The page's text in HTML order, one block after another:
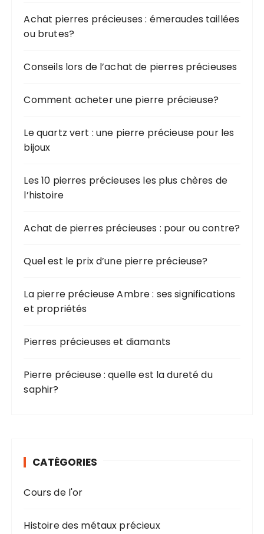
Achat pierres précieuses : émeraudes taillées
ou brutes?
Conseils lors de l’achat de pierres précieuses
Comment acheter une pierre précieuse?
Le quartz vert : une pierre précieuse pour les
bijoux
Les 10 pierres précieuses les plus chères de
l’histoire
Achat de pierres précieuses : pour ou contre?
Quel est le prix d’une pierre précieuse?
La pierre précieuse Ambre : ses significations
et propriétés
Pierres précieuses et diamants
Pierre précieuse : quelle est la dureté du
saphir?
CATÉGORIES
Cours de l'or
Histoire des métaux précieux